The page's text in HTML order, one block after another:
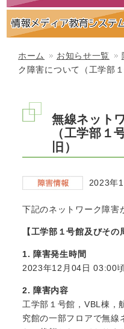
ホーム お知らせ一覧
ク障害について（工学部
無線ネット
（工学部１
旧）
2023年
下記のネットワーク障害
【工学部１号館及びその
1. 障害発生時間
2023年12月04日 03:00
2. 障害内容
工学部１号館，VBL棟，
究館の一部フロアで無線